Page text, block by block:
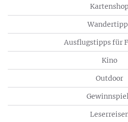
Kartenshop
Ausflugstipps für
Kino
Outdoor